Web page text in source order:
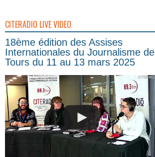
CITERADIO LIVE VIDEO
18ème édition des Assises
Internationales du Journalisme de
Tours du 11 au 13 mars 2025